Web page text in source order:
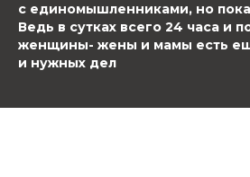
с единомышленниками, но
Ведь в сутках всего 24 часа и
женщины- жены и мамы есть
и нужных дел